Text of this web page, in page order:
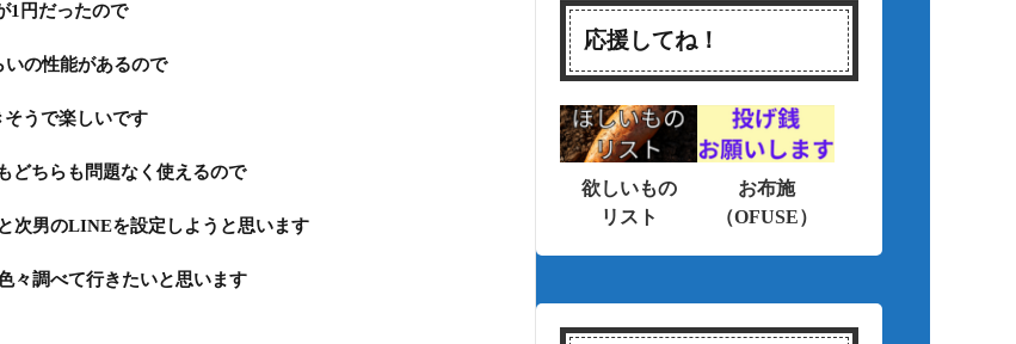
1円だったので
いの性能があるので
うで楽しいです
どちらも問題なく使えるので
次男のLINEを設定しようと思います
々調べて行きたいと思います
応援してね！
欲しいもの
リスト
お布施
（OFUSE）